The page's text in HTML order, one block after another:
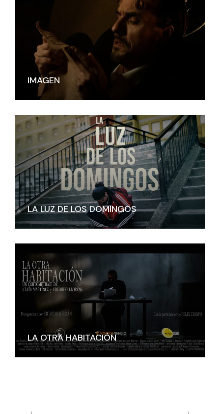
IMAGEN
LA LUZ DE LOS DOMINGOS
LA OTRA HABITACIÓN